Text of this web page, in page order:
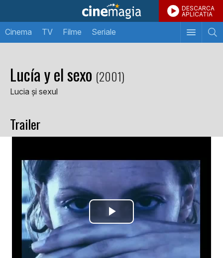
DESCARCA
APLICATIA
Cinema TV Filme Seriale
Lucía y el sexo (2001)
Lucia și sexul
Trailer